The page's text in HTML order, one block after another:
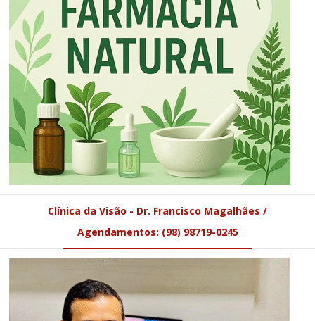
Clínica da Visão - Dr. Francisco Magalhães /
Agendamentos: (98) 98719-0245